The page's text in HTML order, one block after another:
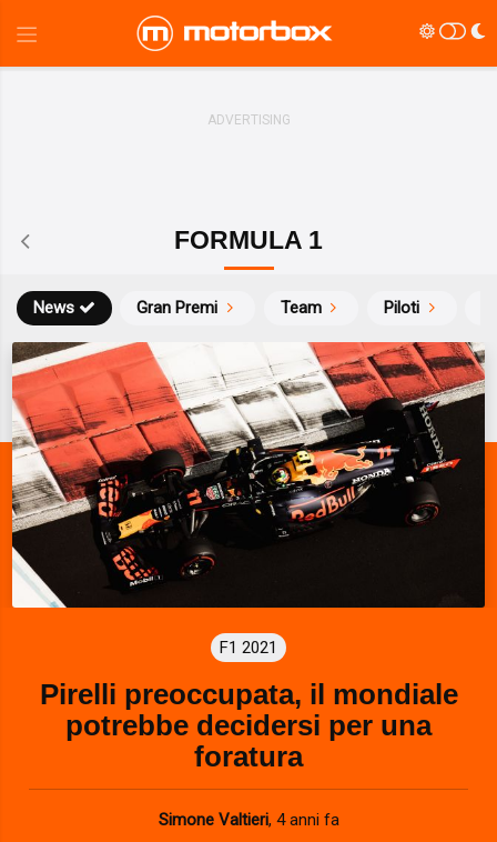
FORMULA 1
News Gran Premi Team Piloti
F1 2021
Pirelli preoccupata, il mondiale
potrebbe decidersi per una
foratura
Simone Valtieri, 4 anni fa